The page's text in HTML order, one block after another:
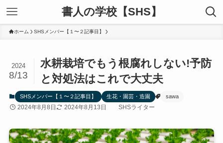
書人の学校【SHS】
ホーム SHSメンバー【１〜２記事目】
水耕栽培でもう根腐れしない!予防
と対処法はこれで大丈夫
2024
8/13
SHSメンバー【１〜２記事目】 生花・園芸・造園 sawa
2024年8月8日 2024年8月13日 SHSライター